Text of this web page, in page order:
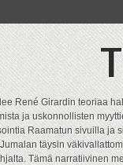
René Girardin teoriaa
ja uskonnollisten
Raamatun sivuilla ja
täysin
Tämä narratiivinen